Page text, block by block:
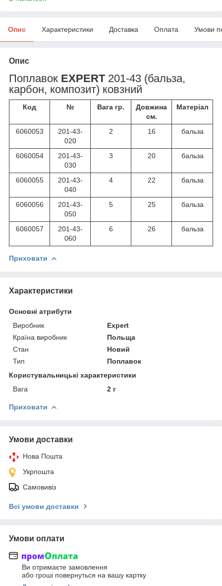
Опис Характеристики Доставка Оплата Умови
Опис
Поплавок EXPERT201-43 (бальза,
карбон, композит) ковзний
Код № Вага гр.
Довжина
см.
Матеріал
6060053
201-43-
020
2 16 бальза
6060054
201-43-
030
3 20 бальза
6060055
201-43-
040
4 22 бальза
6060056
201-43-
050
5 25 бальза
6060057
201-43-
060
6 26 бальза
Приховати
Характеристики
Основні атрибути
Виробник
Expert
Країна виробник
Польща
Стан
Новий
Тип
Поплавок
Користувальницькі характеристики
Вага
2 г
Приховати
Умови доставки
Нова Пошта
Укрпошта
Самовивіз
Всі умови доставки
Умови оплати
Ви отримаєте замовлення
або гроші повернуться на вашу картку